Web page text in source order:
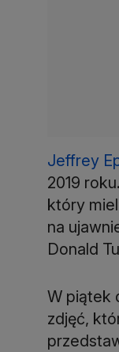
Jeffrey
2019
który
na
Donald
W piątek
zdjęć,